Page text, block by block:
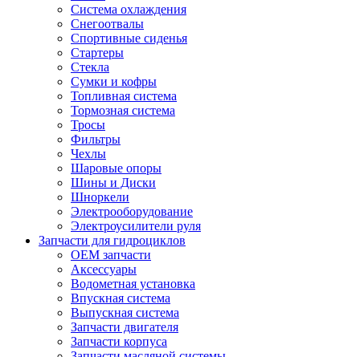
Система охлаждения
Снегоотвалы
Спортивные сиденья
Стартеры
Стекла
Сумки и кофры
Топливная система
Тормозная система
Тросы
Фильтры
Чехлы
Шаровые опоры
Шины и Диски
Шноркели
Электрооборудование
Электроусилители руля
Запчасти для гидроциклов
OEM запчасти
Аксессуары
Водометная установка
Впускная система
Выпускная система
Запчасти двигателя
Запчасти корпуса